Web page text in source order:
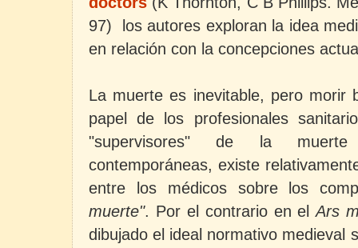
97) los autores exploran la idea
en relación con la concepciones
La muerte es inevitable, pero morir
papel de los profesionales
"supervisores" de la
contemporáneas, existe
entre los médicos sobre los
muerte". Por el contrario en elArs
dibujado el ideal normativo medieval